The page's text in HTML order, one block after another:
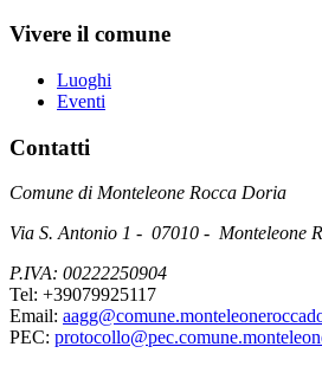
Vivere il comune
Luoghi
Eventi
Contatti
Comune di Monteleone Rocca Doria
Via S. Antonio 1 - 07010 - Monteleone
P.IVA: 00222250904
Tel: +39079925117
Email:
PEC: